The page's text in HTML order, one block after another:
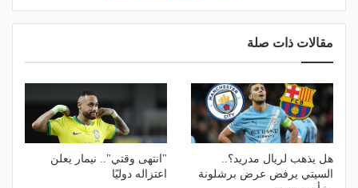
مقالات ذات صلة
هل يذهب لريال مدريد؟..
السيتي يرفض عرض برشلونة
"انتهى وقتي".. نيمار يعلن
اعتزاله دوليًا